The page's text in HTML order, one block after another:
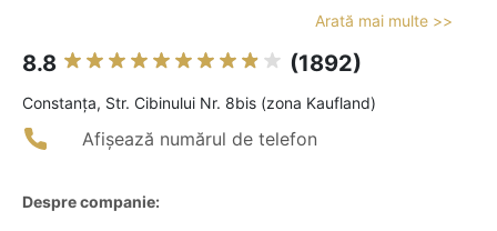
Arată mai multe >>
8.8 (1892)
Constanţa, Str. Cibinului Nr. 8bis (zona Kaufland)
Afișează numărul de telefon
Despre companie: